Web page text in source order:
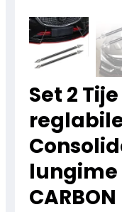
Set 2
lungime
CARBON